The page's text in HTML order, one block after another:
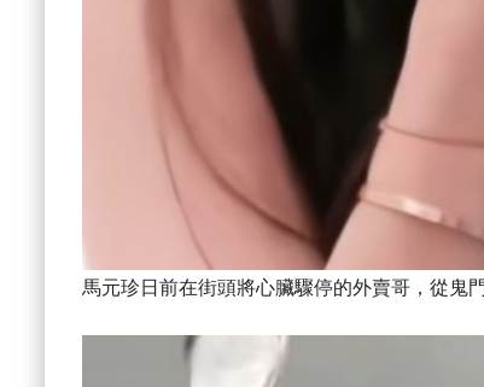
馬元珍日前在街頭將心臟驟停的外賣哥，從鬼